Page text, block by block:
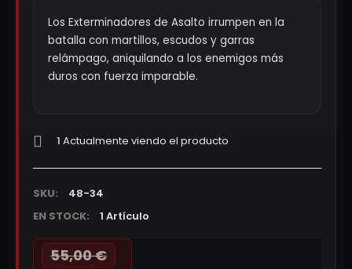
Los Exterminadores de Asalto irrumpen en la
batalla con martillos, escudos y garras
relámpago, aniquilando a los enemigos más
duros con fuerza imparable.
1 Actualmente viendo el producto
SKU:
48-34
EN STOCK:
1 Artículo
55,00 €